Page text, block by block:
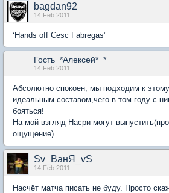
bagdan92
14 Feb 2011
‘Hands off Cesc Fabregas’
Гость_*Алексей*_*
14 Feb 2011
Абсолютно спокоен, мы подходим к
идеальным составом,чего в том году с
бояться!
На мой взгляд Насри могут
ощущение)
Sv_ВанЯ_vS
14 Feb 2011
Насчёт матча писать не буду. Просто